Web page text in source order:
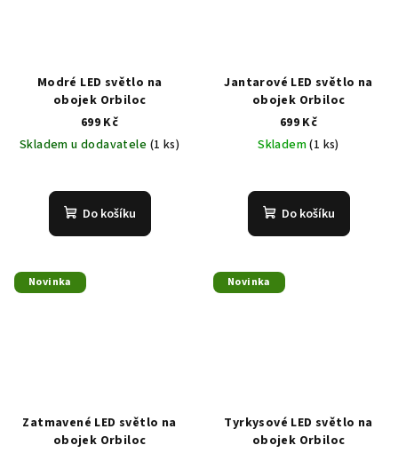
Modré LED světlo na
obojek Orbiloc
699 Kč
Skladem u dodavatele (1 ks)
Do košíku
Jantarové LED světlo na
obojek Orbiloc
699 Kč
Skladem(1 ks)
Do košíku
Novinka
Zatmavené LED světlo na
obojek Orbiloc
Novinka
Tyrkysové LED světlo na
obojek Orbiloc